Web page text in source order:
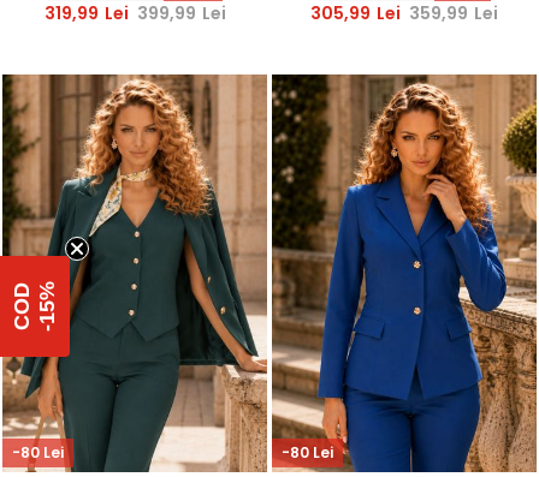
319,99 Lei 399,99 Lei 305,99 Lei 359,99 Lei
-80 Lei -80 Lei
C
O
D
-
1
5 %